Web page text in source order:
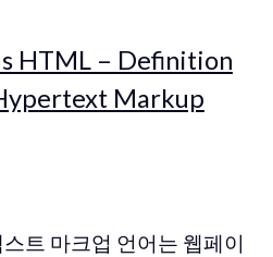
HTML – Definition
Markup
트 마크업 언어는 웹페이